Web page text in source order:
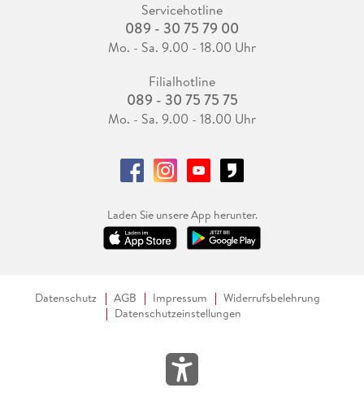
Servicehotline
089 - 30 75 79 00
Mo. - Sa. 9.00 - 18.00 Uhr
Filialhotline
089 - 30 75 75 75
Mo. - Sa. 9.00 - 18.00 Uhr
Laden Sie unsere App herunter.
Datenschutz AGB Impressum
Widerrufsbelehrung
Datenschutzeinstellungen